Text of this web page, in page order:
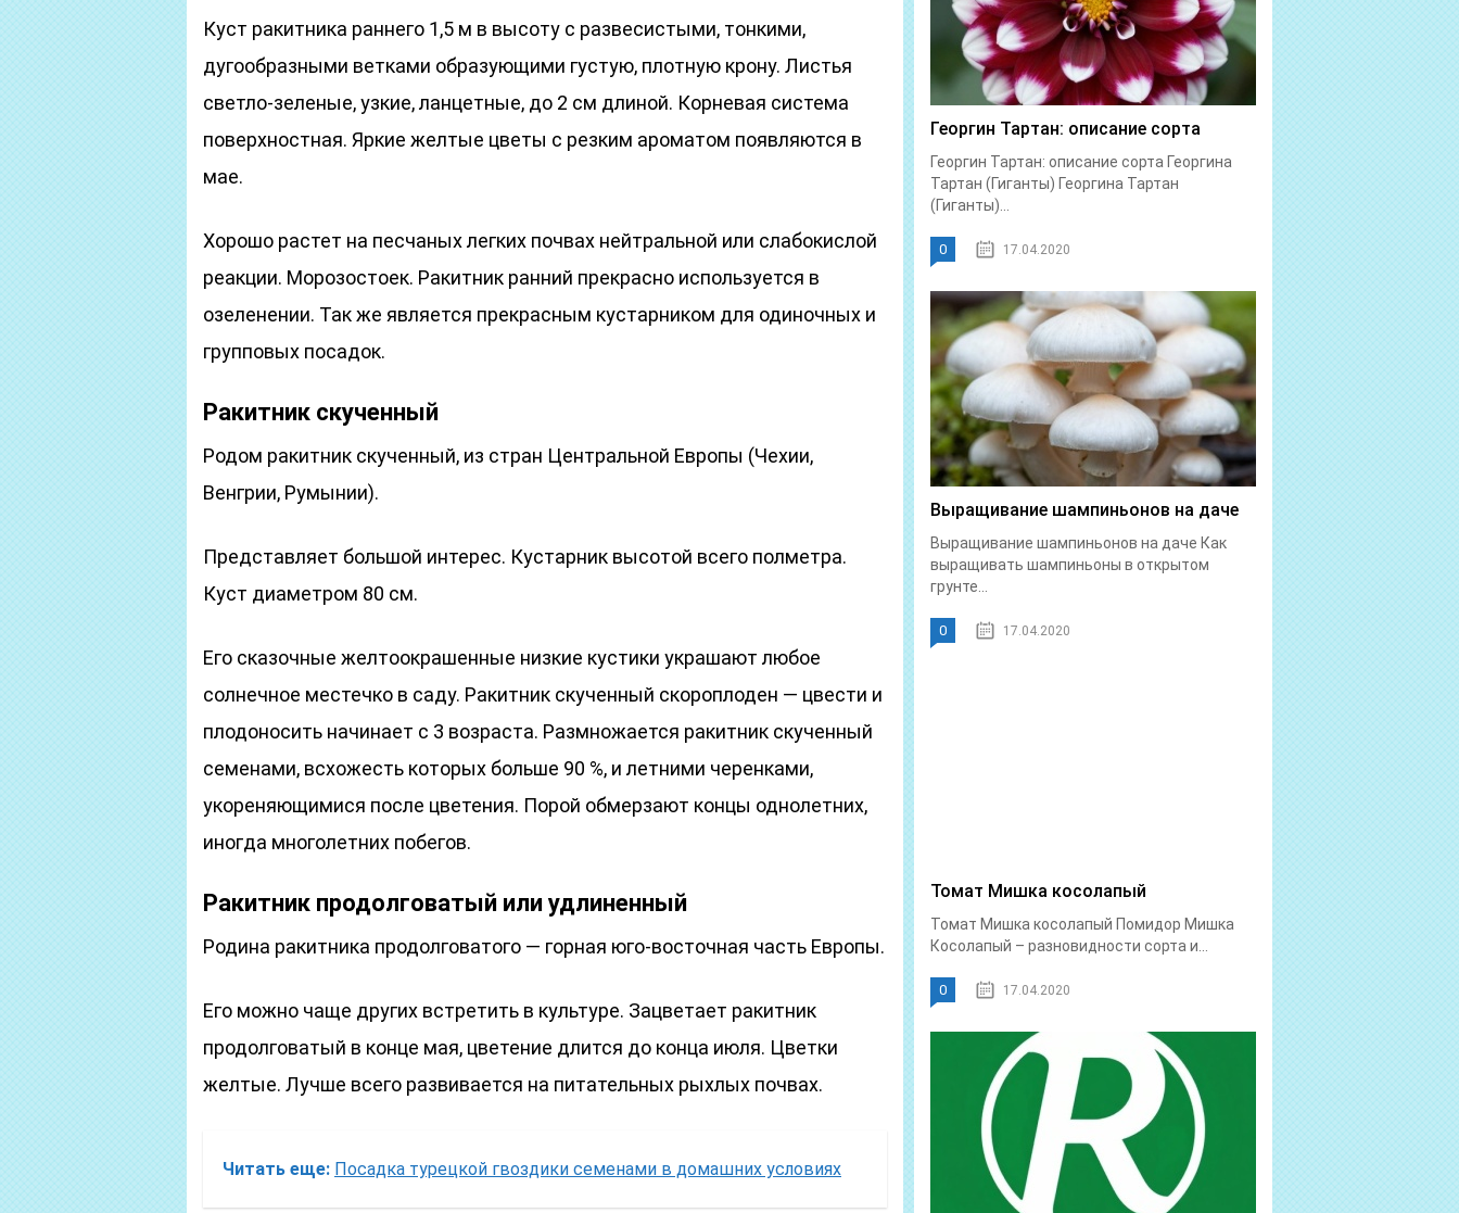
Куст ракитника раннего 1,5 м в высоту с развесистыми, тонкими,
дугообразными ветками образующими густую, плотную крону. Листья
светло-зеленые, узкие, ланцетные, до 2 см длиной. Корневая система
поверхностная. Яркие желтые цветы с резким ароматом появляются в
мае.
Хорошо растет на песчаных легких почвах нейтральной или слабокислой
реакции. Морозостоек. Ракитник ранний прекрасно используется в
озеленении. Так же является прекрасным кустарником для одиночных и
групповых посадок.
Ракитник скученный
Родом ракитник скученный, из стран Центральной Европы (Чехии,
Венгрии, Румынии).
Представляет большой интерес. Кустарник высотой всего полметра.
Куст диаметром 80 см.
Его сказочные желтоокрашенные низкие кустики украшают любое
солнечное местечко в саду. Ракитник скученный скороплоден — цвести и
плодоносить начинает с 3 возраста. Размножается ракитник скученный
семенами, всхожесть которых больше 90 %, и летними черенками,
укореняющимися после цветения. Порой обмерзают концы однолетних,
иногда многолетних побегов.
Ракитник продолговатый или удлиненный
Родина ракитника продолговатого — горная юго-восточная часть Европы.
Его можно чаще других встретить в культуре. Зацветает ракитник
продолговатый в конце мая, цветение длится до конца июля. Цветки
желтые. Лучше всего развивается на питательных рыхлых почвах.
Читать еще: Посадка турецкой гвоздики семенами в домашних условиях
Георгин Тартан: описание сорта
Георгин Тартан: описание сорта Георгина
Тартан (Гиганты) Георгина Тартан
(Гиганты)...
0 17.04.2020
Выращивание шампиньонов на даче
Выращивание шампиньонов на даче Как
выращивать шампиньоны в открытом
грунте...
0 17.04.2020
Томат Мишка косолапый
Томат Мишка косолапый Помидор Мишка
Косолапый – разновидности сорта и...
0 17.04.2020